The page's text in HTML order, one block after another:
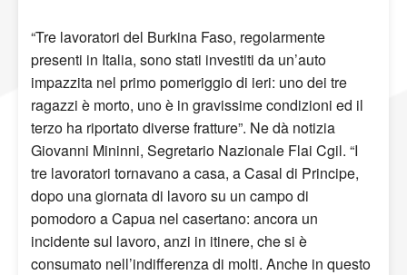
“Tre lavoratori del Burkina Faso, regolarmente
presenti in Italia, sono stati investiti da un’auto
impazzita nel primo pomeriggio di ieri: uno dei tre
ragazzi è morto, uno è in gravissime condizioni ed il
terzo ha riportato diverse fratture”. Ne dà notizia
Giovanni Mininni, Segretario Nazionale Flai Cgil. “I
tre lavoratori tornavano a casa, a Casal di Principe,
dopo una giornata di lavoro su un campo di
pomodoro a Capua nel casertano: ancora un
incidente sul lavoro, anzi in itinere, che si è
consumato nell’indifferenza di molti. Anche in questo